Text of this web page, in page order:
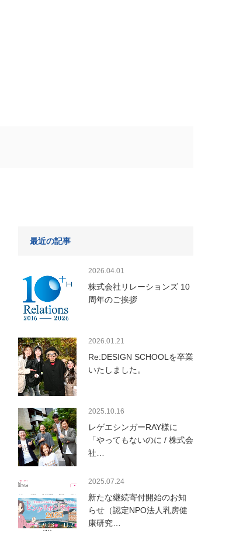
最近の記事
2026.04.01
株式会社リレーションズ 10
周年のご挨拶
2026.01.21
Re:DESIGN SCHOOLを卒業
いたしました。
2025.10.16
レゲエシンガーRAY様に
「やってもないのに / 株式会
社…
2025.07.24
新たな継続寄付開始のお知
らせ（認定NPO法人乳房健
康研究…